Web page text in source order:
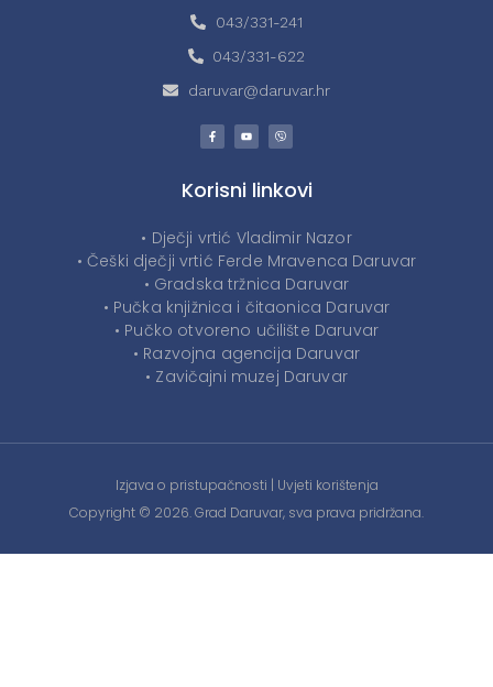
043/331-241
043/331-622
daruvar@daruvar.hr
Korisni linkovi
• Dječji vrtić Vladimir Nazor
• Češki dječji vrtić Ferde Mravenca Daruvar
• Gradska tržnica Daruvar
• Pučka knjižnica i čitaonica Daruvar
• Pučko otvoreno učilište Daruvar
• Razvojna agencija Daruvar
• Zavičajni muzej Daruvar
Izjava o pristupačnosti | Uvjeti korištenja
Copyright © 2026. Grad Daruvar, sva prava pridržana.